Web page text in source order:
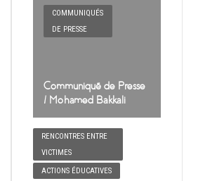
COMMUNIQUÉS
DE PRESSE
Communiqué de Presse
/ Mohamed Bakkali
RENCONTRES ENTRE
VICTIMES
ACTIONS ÉDUCATIVES